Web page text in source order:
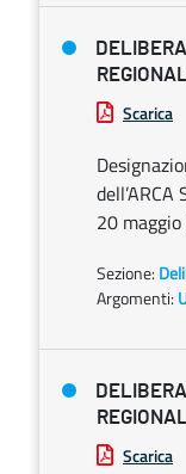
Scarica
20
Sezione:
Argomenti:
Scarica